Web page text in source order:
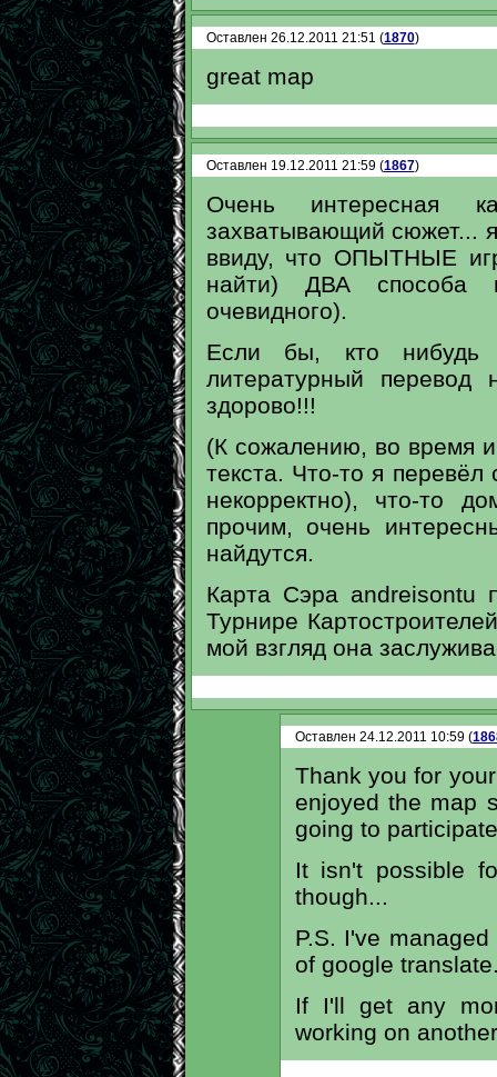
Оставлен 26.12.2011 21:51 (1870)
great map
Оставлен 19.12.2011 21:59 (1867)
Очень интересная
захватывающий сюжет...
ввиду, что ОПЫТНЫЕ
найти) ДВА способа
очевидного).
Если бы, кто нибудь
литературный
здорово!!!
(К сожалению, во время
текста. Что-то я
некорректно), что-то
прочим, очень
найдутся.
Карта Сэра andreisontu
Турнире
мой взгляд она
Оставлен 24.12.2011 10:59 (
Thank you for
enjoyed the map
going to
It isn't possible
though...
P.S. I've
of google
If I'll get any
working on